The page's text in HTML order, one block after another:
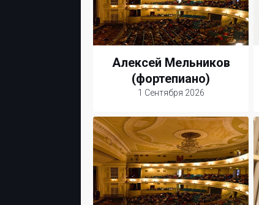
Алексей Мельников
(фортепиано)
1 Сентября 2026